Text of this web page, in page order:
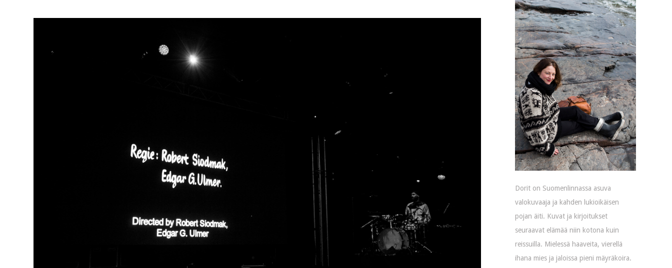
Dorit on Suomenlinnassa asuva
valokuvaaja ja kahden lukioikäisen
pojan äiti. Kuvat ja kirjoitukset
seuraavat elämää niin kotona kuin
reissuilla. Mielessä haaveita, vierellä
ihana mies ja jaloissa pieni mäyräkoira.